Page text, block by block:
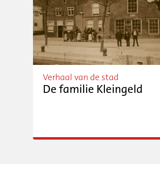
Verhaal van de stad
De familie Kleingeld